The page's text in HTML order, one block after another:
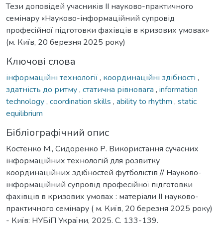
Тези доповідей учасників ІІ науково-практичного
семінару «Науково-інформаційний супровід
професійної підготовки фахівців в кризових умовах»
(м. Київ, 20 березня 2025 року)
Ключові слова
інформаційні технології, координаційні здібності ,
здатність до ритму, статична рівновага , information
technology, coordination skills , ability to rhythm , static
equilibrium
Бібліографічний опис
Костенко М., Сидоренко Р. Використання сучасних
інформаційних технологій для розвитку
координаційних здібностей футболістів // Науково-
інформаційний супровід професійної підготовки
фахівців в кризових умовах : матеріали ІІ науково-
практичного семінару ( м. Київ, 20 березня 2025 року)
- Київ: НУБіП України, 2025. C. 133-139.